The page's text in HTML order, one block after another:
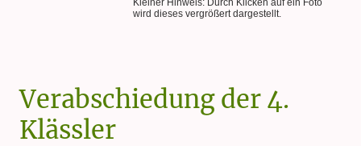
Kleiner Hinweis: Durch Klicken auf ein Foto
wird dieses vergrößert dargestellt.
Verabschiedung der 4.
Klässler